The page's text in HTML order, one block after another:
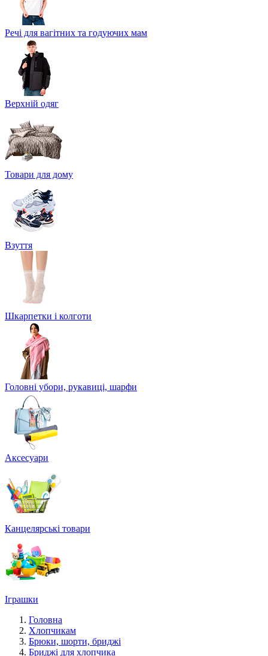
Речі для вагітних та годуючих мам
Верхній одяг
Товари для дому
Взуття
Шкарпетки і колготи
Головні убори, рукавиці, шарфи
Аксесуари
Канцелярські товари
Іграшки
Головна
Хлопчикам
Брюки, шорти, бриджі
Бриджі для хлопчика